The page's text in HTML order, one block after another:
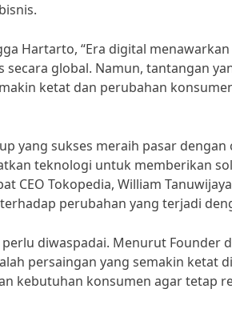
Hartarto, “Era digital
global. Namun, tantangan
ketat dan perubahan
yang sukses meraih pasar dengan
teknologi untuk memberikan
CEO Tokopedia, William
perubahan yang terjadi
diwaspadai. Menurut Founder
persaingan yang semakin ketat
kebutuhan konsumen agar tetap